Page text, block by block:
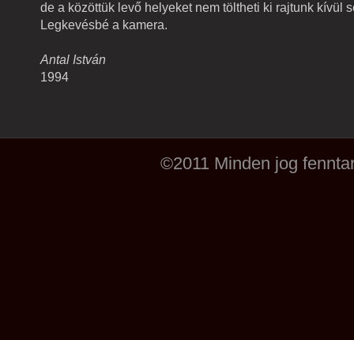
de a közöttük levő helyeket nem töltheti ki rajtunk kívül
Legkevésbé a kamera.
Antal István
1994
©2011 Minden jog